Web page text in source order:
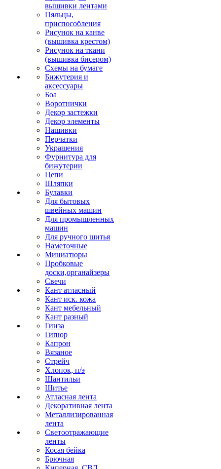
вышивки лентами
Пяльцы,
приспособления
Рисунок на канве
(вышивка крестом)
Рисунок на ткани
(вышивка бисером)
Схемы на бумаге
Бижутерия и
аксессуары
Боа
Воротнички
Декор застежки
Декор элементы
Нашивки
Перчатки
Украшения
Фурнитура для
бижутерии
Цепи
Шляпки
Булавки
Для бытовых
швейных машин
Для промышленных
машин
Для ручного шитья
Наметочные
Миниатюры
Пробковые
доски,органайзеры
Свечи
Кант атласный
Кант иск. кожа
Кант мебельный
Кант разный
Гинза
Гипюр
Капрон
Вязаное
Стрейч
Хлопок, п/э
Шантильи
Шитье
Атласная лента
Декоративная лента
Металлизированная
лента
Светоотражающие
ленты
Косая бейка
Брючная